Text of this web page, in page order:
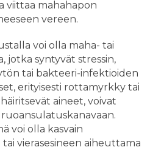
viittaa mahahapon
vereen.
voi olla maha- tai
jotka syntyvät stressin,
tai bakteeri-infektioiden
erityisesti rottamyrkky tai
aineet, voivat
voi olla kasvain
vierasesineen aiheuttama